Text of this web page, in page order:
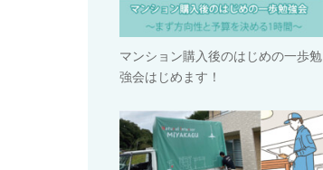
マンション購入後のはじめの一歩勉
強会はじめます！